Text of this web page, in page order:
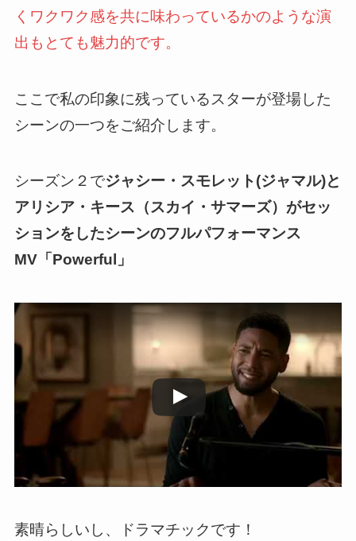
くワクワク感を共に味わっているかのような演
出もとても魅力的です。
ここで私の印象に残っているスターが登場した
シーンの一つをご紹介します。
シーズン２でジャシー・スモレット(ジャマル)と
アリシア・キース（スカイ・サマーズ）がセッ
ションをしたシーンのフルパフォーマンス
MV「Powerful」
この動画を YouTube で視聴
素晴らしいし、ドラマチックです！